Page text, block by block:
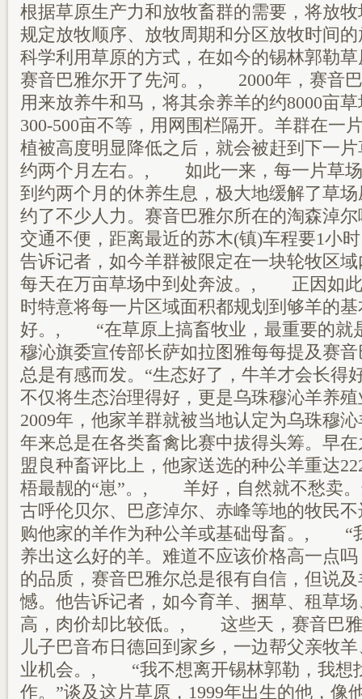
根据草原生产力和放牧畜群的需要，将放
规定放牧顺序、放牧周期和分区放牧时间
科学利用草原的方式，在如今的锡林郭勒
赛音巴雅尔开了先河。, 2000年，赛音巴
用来放养牛和马，将其余养羊的约8000亩
300-500亩不等，用网围栏隔开。羊群在一
植被高度明显降低之后，就会被赶到下一
约两个月左右。, 如此一来，每一片草场
到约两个月的休养生息，极大地缓解了
约了不少人力。赛音巴雅尔所在的淘森淖
交通不便，距离最近的苏木(镇)车程要1小
告诉记者，如今羊群被限定在一块轮牧区
每天在万亩草场中到处奔波。, 正因如此
时特意将每一片区域面积都规划到够羊的
好。, “在草原上搞畜牧业，最重要的就
穆沁旗委宣传部长萨如拉图雅每每提及赛
总是有感而发。“生态好了，牛羊才会长
不仅将生态治理得好，更是乌珠穆沁羊养
2009年，他家羊群就被当地认定为乌珠穆
年来总是在各类畜禽比赛中拔得头筹。早
盟良种畜评比上，他家送选的种公羊重达
梧最靓的“崽”。, 羊好，自然就不愁卖。
古呼伦贝尔、巴彦淖尔、赤峰等地的牧民
购他家的羊作为种公羊或基础母畜。, “
养出这么好的羊。难道不应该价格高一点
的品质，赛音巴雅尔总是很有自信，但说
憾。他告诉记者，如今育羊、捆草、租草
高，肉价却比较低。, 这些天，赛音巴雅
儿子巴音布日德回到家乡，一边帮父亲牧
业机会。, “我不想离开锡林郭勒，我想
作。”谈及这片草原，1999年出生的他，像